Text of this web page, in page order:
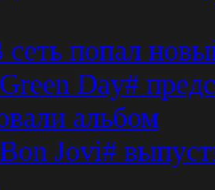
сеть попал
Day#
альбом
Jovi#